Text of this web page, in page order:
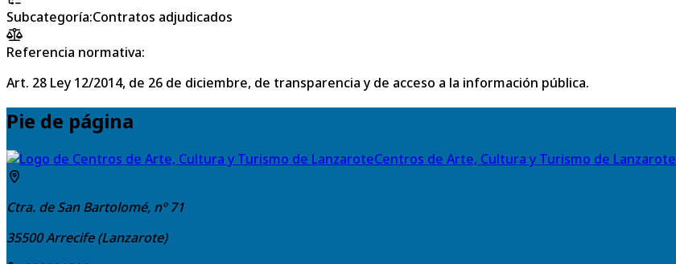
Subcategoría:Contratos adjudicados
Referencia normativa:
Art. 28 Ley 12/2014, de 26 de diciembre, de transparencia y de acceso a la información pública.
Pie de página
Centros de Arte, Cultura y Turismo de Lanzarote
Ctra. de San Bartolomé, nº 71
35500Arrecife (Lanzarote)